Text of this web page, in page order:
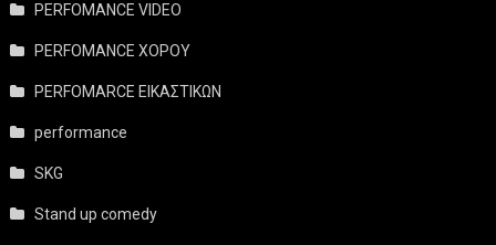
PERFOMANCE VIDEO
PERFOMANCE ΧΟΡΟΥ
PERFOMARCE ΕΙΚΑΣΤΙΚΩΝ
performance
SKG
Stand up comedy